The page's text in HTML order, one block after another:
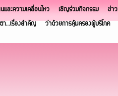
และความเคลื่อนไหว เชิญร่วมกิจกรรม
ข่า
า…เรื่องสำคัญ ว่าด้วยการคุ้มครองผู้บริโภค